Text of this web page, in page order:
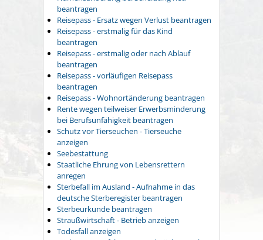
beantragen
Reisepass - Ersatz wegen Verlust beantragen
Reisepass - erstmalig für das Kind
beantragen
Reisepass - erstmalig oder nach Ablauf
beantragen
Reisepass - vorläufigen Reisepass
beantragen
Reisepass - Wohnortänderung beantragen
Rente wegen teilweiser Erwerbsminderung
bei Berufsunfähigkeit beantragen
Schutz vor Tierseuchen - Tierseuche
anzeigen
Seebestattung
Staatliche Ehrung von Lebensrettern
anregen
Sterbefall im Ausland - Aufnahme in das
deutsche Sterberegister beantragen
Sterbeurkunde beantragen
Straußwirtschaft - Betrieb anzeigen
Todesfall anzeigen